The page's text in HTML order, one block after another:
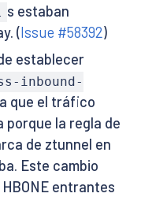
s estaban
(Issue #58392)
establecer
inbound-
que el tráfico
porque la regla de
de ztunnel en
Este cambio
entrantes